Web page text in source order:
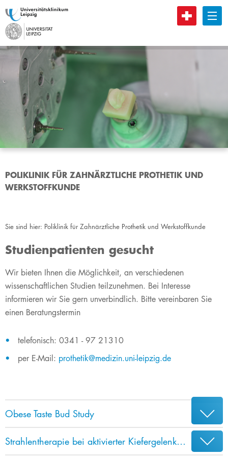
B
POLIKLINIK FÜR ZAHNÄRZTLICHE PROTHETIK UND
WERKSTOFFKUNDE
Sie sind hier: Poliklinik für Zahnärztliche Prothetik und Werkstoffkunde
Studienpatienten gesucht
​​​​​​Wir bieten Ihnen die Möglichkeit, an verschiedenen
wissenschaftlichen Studien teilzunehmen. Bei Interesse
informieren wir Sie gern unverbindlich. Bitte vereinbaren Sie
einen Beratungstermin
​telefonisch: 0341 - 97 21310​
per E-Mail: prothetik@medizin.uni-leipzig.de
Obese Taste Bud Study
Strahlentherapie bei aktivierter Kiefergelenkarthrose